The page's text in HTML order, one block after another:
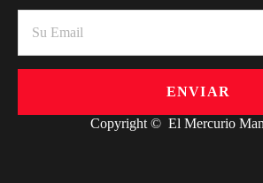
ENVIAR
Copyright © El Mercurio